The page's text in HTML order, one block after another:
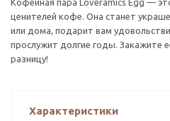
Кофейная пара Loveramics Egg —
ценителей кофе. Она станет
или дома, подарит вам
прослужит долгие годы. Закажите
разницу!
Характеристики